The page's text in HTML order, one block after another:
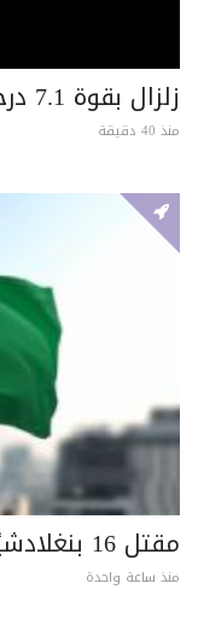
زلزال بقوة 7.1 درجات يضرب كولومبيا
منذ 40 دقيقة
مقتل 16 بنغلادشيًا بحريق مصنع في السعودية
منذ ساعة واحدة